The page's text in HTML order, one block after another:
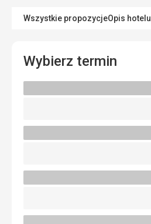
Wszystkie propozycjeOpis hotelu
Wybierz termin